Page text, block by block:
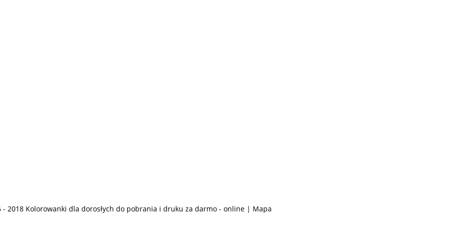
- 2018 Kolorowanki dla dorosłych do pobrania i druku za darmo - online | Mapa